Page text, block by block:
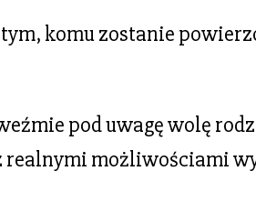
tym, komu zostanie
pod uwagę wolę
realnymi możliwościami